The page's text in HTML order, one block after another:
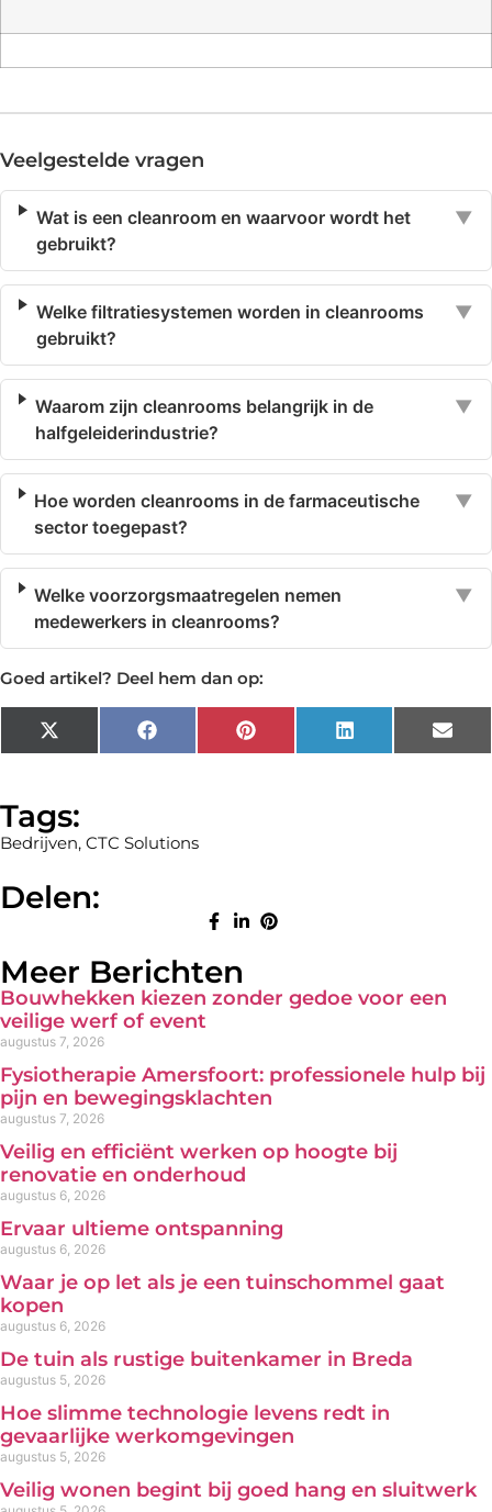
Veelgestelde vragen
Wat is een cleanroom en waarvoor wordt het
gebruikt?
▼
Welke filtratiesystemen worden in cleanrooms
gebruikt?
▼
Waarom zijn cleanrooms belangrijk in de
halfgeleiderindustrie?
▼
Hoe worden cleanrooms in de farmaceutische
sector toegepast?
▼
Welke voorzorgsmaatregelen nemen
medewerkers in cleanrooms?
▼
Goed artikel? Deel hem dan op:
X
(Twitter)
Facebook Pinterest LinkedIn
Tags:
Bedrijven, CTC Solutions
Delen:
Meer Berichten
Bouwhekken kiezen zonder gedoe voor een
veilige werf of event
augustus 7, 2026
Fysiotherapie Amersfoort: professionele hulp bij
pijn en bewegingsklachten
augustus 7, 2026
Veilig en efficiënt werken op hoogte bij
renovatie en onderhoud
augustus 6, 2026
Ervaar ultieme ontspanning
augustus 6, 2026
Waar je op let als je een tuinschommel gaat
kopen
augustus 6, 2026
De tuin als rustige buitenkamer in Breda
augustus 5, 2026
Hoe slimme technologie levens redt in
gevaarlijke werkomgevingen
augustus 5, 2026
Veilig wonen begint bij goed hang en sluitwerk